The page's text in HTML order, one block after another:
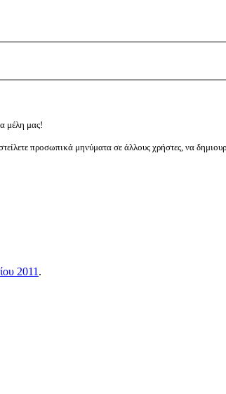
μέλη μας!
προσωπικά μηνύματα σε άλλους χρήστες, να
2011 .